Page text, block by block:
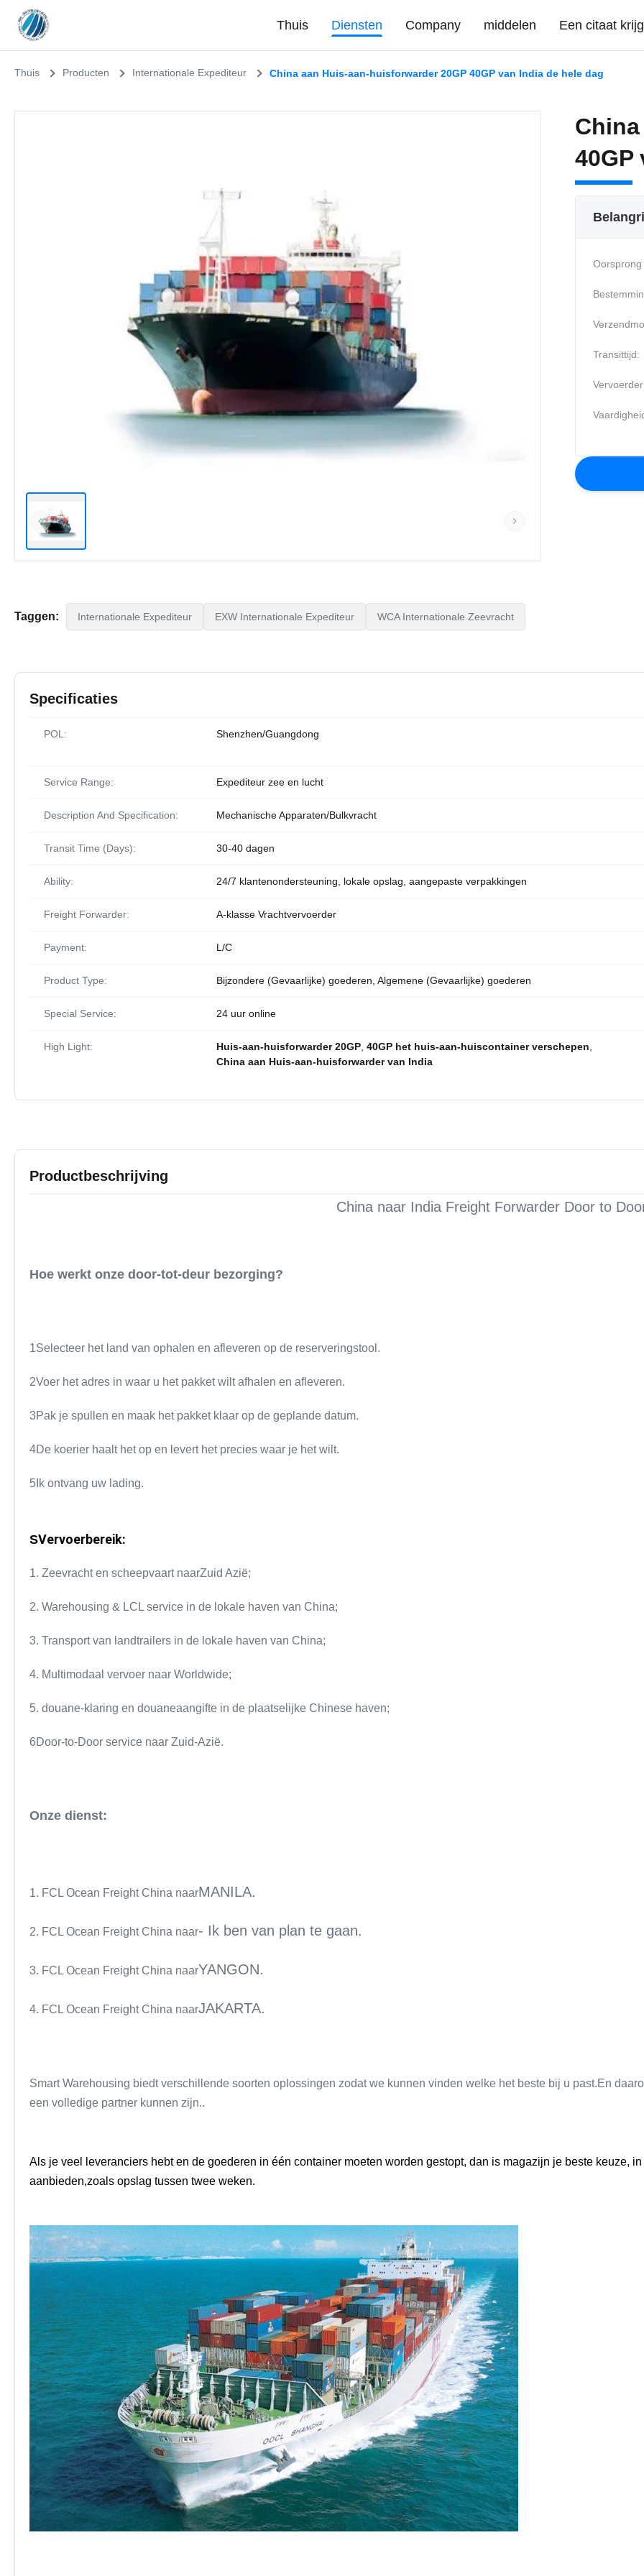
Thuis Diensten Company middelen Een citaat
Thuis Producten Internationale Expediteur China aan Huis-aan-huisforwarder 20GP 40GP van India de hele dag
40GP
Transittijd:
Taggen: Internationale Expediteur EXW Internationale Expediteur WCA Internationale Zeevracht
Specificaties
POL: Shenzhen/Guangdong
Service Range: Expediteur zee en lucht
Description And Specification: Mechanische Apparaten/Bulkvracht
Transit Time (Days): 30-40 dagen
Ability: 24/7 klantenondersteuning, lokale opslag, aangepaste verpakkingen
Freight Forwarder: A-klasse Vrachtvervoerder
Payment: L/C
Product Type: Bijzondere (Gevaarlijke) goederen, Algemene (Gevaarlijke) goederen
Special Service: 24 uur online
High Light: Huis-aan-huisforwarder 20GP 40GP het huis-aan-huiscontainer verschepen
China aan Huis-aan-huisforwarder van India
Productbeschrijving
China naar India Freight Forwarder Door to
Hoe werkt onze door-tot-deur bezorging?
1Selecteer het land van ophalen en afleveren op de reserveringstool.
2Voer het adres in waar u het pakket wilt afhalen en afleveren.
3Pak je spullen en maak het pakket klaar op de geplande datum.
4De koerier haalt het op en levert het precies waar je het wilt.
5Ik ontvang uw lading.
SVervoerbereik:
1. Zeevracht en scheepvaart naarZuid Azië;
2. Warehousing & LCL service in de lokale haven van China;
3. Transport van landtrailers in de lokale haven van China;
4. Multimodaal vervoer naar Worldwide;
5. douane-klaring en douaneaangifte in de plaatselijke Chinese haven;
6Door-to-Door service naar Zuid-Azië.
Onze dienst:
1. FCL Ocean Freight China naarMANILA.
2. FCL Ocean Freight China naar- Ik ben van plan te gaan.
3. FCL Ocean Freight China naarYANGON.
4. FCL Ocean Freight China naarJAKARTA.
Smart Warehousing biedt verschillende soorten oplossingen zodat we kunnen vinden welke het beste bij u past.En
een volledige partner kunnen zijn..
Als je veel leveranciers hebt en de goederen in één container moeten worden gestopt, dan is magazijn je beste keuze,
aanbieden,zoals opslag tussen twee weken.